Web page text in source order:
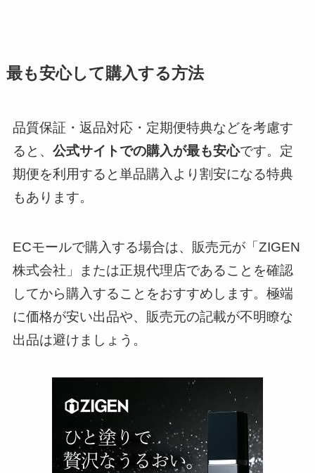
最も安心して購入する方法
品質保証・返品対応・定期便特典などを考慮す
ると、 公式サイトでの購入が最も安心です。定
期便を利用すると単品購入より割安になる特典
もあります。
ECモールで購入する場合は、販売元が「ZIGEN
株式会社」または正規代理店であることを確認
してから購入することをおすすめします。極端
に価格が安い出品や、販売元の記載が不明瞭な
出品は避けましょう。